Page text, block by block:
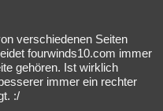
Esoterik Literatur
verschiedenen Seiten
fourwinds10.com immer
gehören. Ist wirklich
immer ein rechter
:/